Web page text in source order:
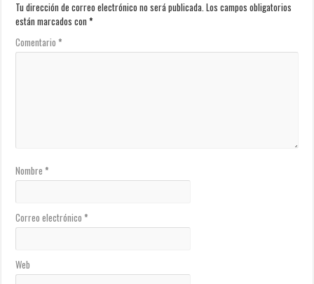
Tu dirección de correo electrónico no será publicada. Los campos obligatorios
están marcados con*
Comentario*
Nombre*
Correo electrónico*
Web